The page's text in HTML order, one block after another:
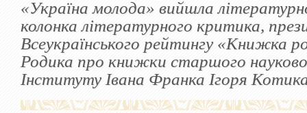
«Україна молода» вийшла
колонка літературного критика,
Всеукраїнського рейтингу «Книжка
Родика про книжки старшого
Інституту Івана Франка Ігоря